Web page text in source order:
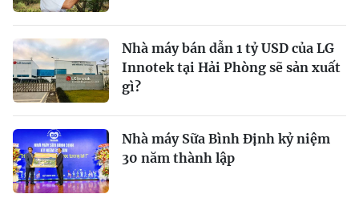
Nhà máy bán dẫn 1 tỷ USD của LG
Innotek tại Hải Phòng sẽ sản xuất
gì?
Nhà máy Sữa Bình Định kỷ niệm
30 năm thành lập